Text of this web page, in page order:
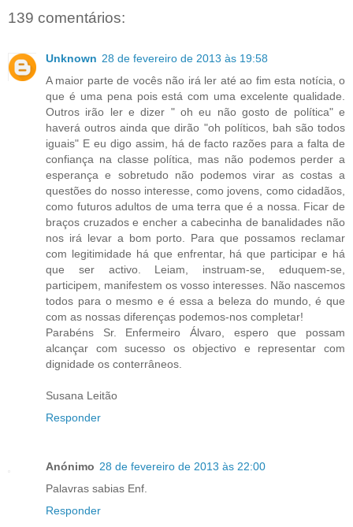
139 comentários:
Unknown 28 de fevereiro de 2013 às 19:58
A maior parte de vocês não irá ler até ao fim esta notícia, o
que é uma pena pois está com uma excelente qualidade.
Outros irão ler e dizer " oh eu não gosto de política" e
haverá outros ainda que dirão "oh políticos, bah são todos
iguais" E eu digo assim, há de facto razões para a falta de
confiança na classe política, mas não podemos perder a
esperança e sobretudo não podemos virar as costas a
questões do nosso interesse, como jovens, como cidadãos,
como futuros adultos de uma terra que é a nossa. Ficar de
braços cruzados e encher a cabecinha de banalidades não
nos irá levar a bom porto. Para que possamos reclamar
com legitimidade há que enfrentar, há que participar e há
que ser activo. Leiam, instruam-se, eduquem-se,
participem, manifestem os vosso interesses. Não nascemos
todos para o mesmo e é essa a beleza do mundo, é que
com as nossas diferenças podemos-nos completar!
Parabéns Sr. Enfermeiro Álvaro, espero que possam
alcançar com sucesso os objectivo e representar com
dignidade os conterrâneos.
Susana Leitão
Responder
Anónimo 28 de fevereiro de 2013 às 22:00
Palavras sabias Enf.
Responder